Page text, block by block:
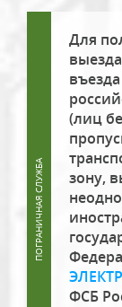
Для
(лиц
зону,
ФСБ